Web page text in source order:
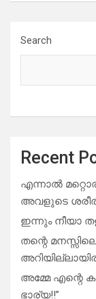
Search
Recent
എന്നാൽ
അവളുടെ
ഇന്നും നീയാ
തന്റെ
അമ്മേ എന്റെ
ഭാര്യ!!”